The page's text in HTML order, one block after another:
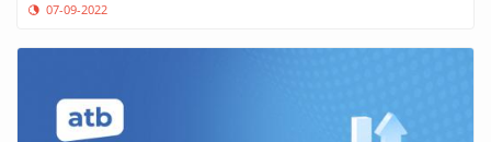
07-09-2022